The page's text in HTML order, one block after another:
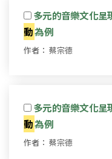
多元的音樂文化呈
動為例
作者： 蔡宗德
多元的音樂文化呈
動為例
作者： 蔡宗德